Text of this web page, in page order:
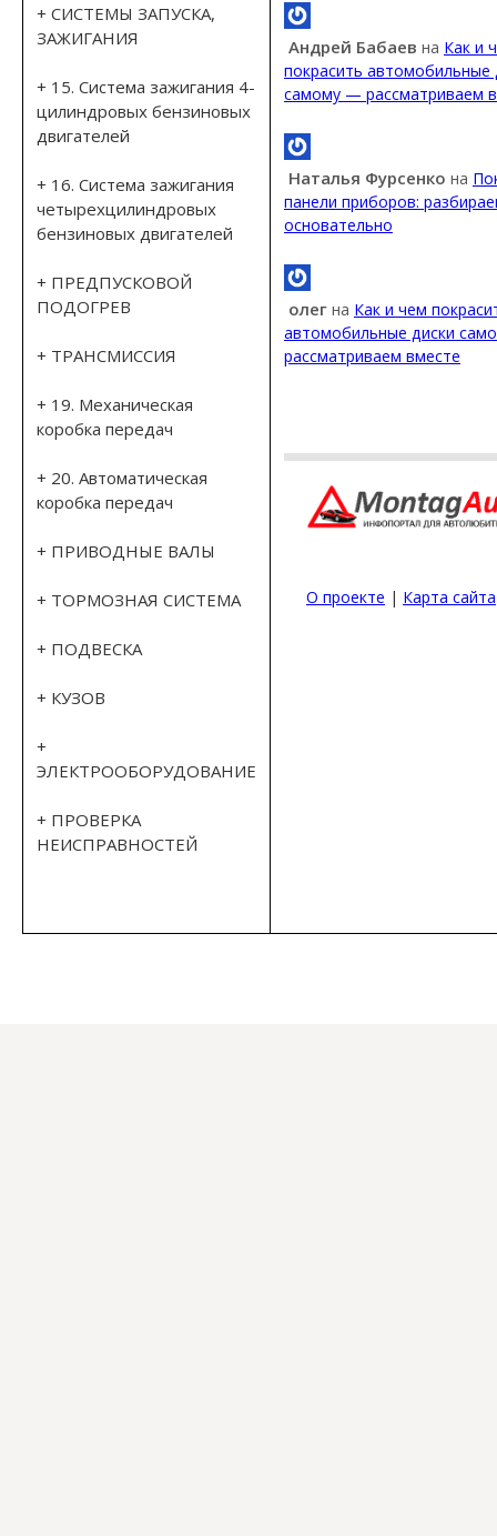
+ СИСТЕМЫ ЗАПУСКА,
ЗАЖИГАНИЯ
+ 15. Система зажигания 4-
цилиндровых бензиновых
двигателей
+ 16. Система зажигания
четырехцилиндровых
бензиновых двигателей
+ ПРЕДПУСКОВОЙ
ПОДОГРЕВ
+ ТРАНСМИССИЯ
+ 19. Механическая
коробка передач
+ 20. Автоматическая
коробка передач
+ ПРИВОДНЫЕ ВАЛЫ
+ ТОРМОЗНАЯ СИСТЕМА
+ ПОДВЕСКА
+ КУЗОВ
+
ЭЛЕКТРООБОРУДОВАНИЕ
+ ПРОВЕРКА
НЕИСПРАВНОСТЕЙ
Андрей Бабаев на Как и
покрасить автомобильные
самому — рассматриваем
Наталья Фурсенко на
панели приборов:
основательно
олег на Как и чем
автомобильные диски
рассматриваем вместе
О проекте | Карта сайта